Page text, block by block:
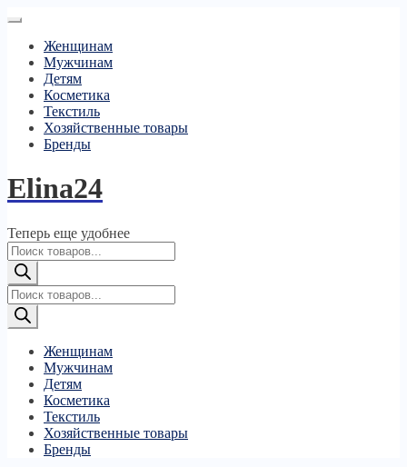
Женщинам
Мужчинам
Детям
Косметика
Текстиль
Хозяйственные товары
Бренды
Elina24
Теперь еще удобнее
Поиск
товаров
Поиск
товаров
Женщинам
Мужчинам
Детям
Косметика
Текстиль
Хозяйственные товары
Бренды